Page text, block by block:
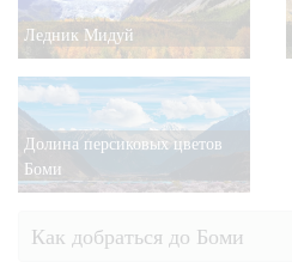
Ледник Мидуй
Долина персиковых цветов
Боми
Как добраться до Боми